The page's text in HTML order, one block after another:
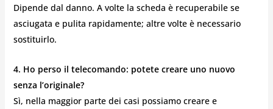
Dipende dal danno. A volte la scheda è recuperabile se
asciugata e pulita rapidamente; altre volte è necessario
sostituirlo.
4. Ho perso il telecomando: potete creare uno nuovo
senza l’originale?
Sì, nella maggior parte dei casi possiamo creare e